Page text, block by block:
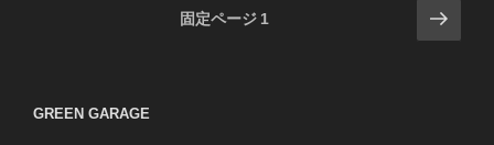
グ
ペ
固定ページ 1
次
の
GREEN GARAGE